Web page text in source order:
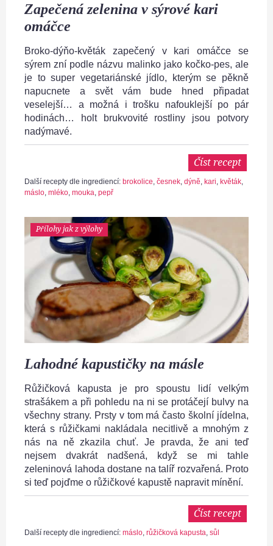
Zapečená zelenina v sýrové kari
omáčce
Broko-dýňo-květák zapečený v kari omáčce se
sýrem zní podle názvu malinko jako kočko-pes, ale
je to super vegetariánské jídlo, kterým se pěkně
napucnete a svět vám bude hned připadat
veselejší… a možná i trošku nafouklejší po pár
hodinách… holt brukvovité rostliny jsou potvory
nadýmavé.
Číst recept
Další recepty dle ingrediencí: brokolice česnek dýně kari květák
máslo mléko mouka pepř
Přílohy jak z výlohy
Lahodné kapustičky na másle
Růžičková kapusta je pro spoustu lidí velkým
strašákem a při pohledu na ni se protáčejí bulvy na
všechny strany. Prsty v tom má často školní jídelna,
která s růžičkami nakládala necitlivě a mnohým z
nás na ně zkazila chuť. Je pravda, že ani teď
nejsem dvakrát nadšená, když se mi tahle
zeleninová lahoda dostane na talíř rozvařená. Proto
si teď pojďme o růžičkové kapustě napravit mínění.
Číst recept
Další recepty dle ingrediencí: máslo, růžičková kapusta, sůl